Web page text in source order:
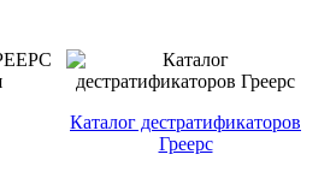
Каталог дестратификаторов
Греерс